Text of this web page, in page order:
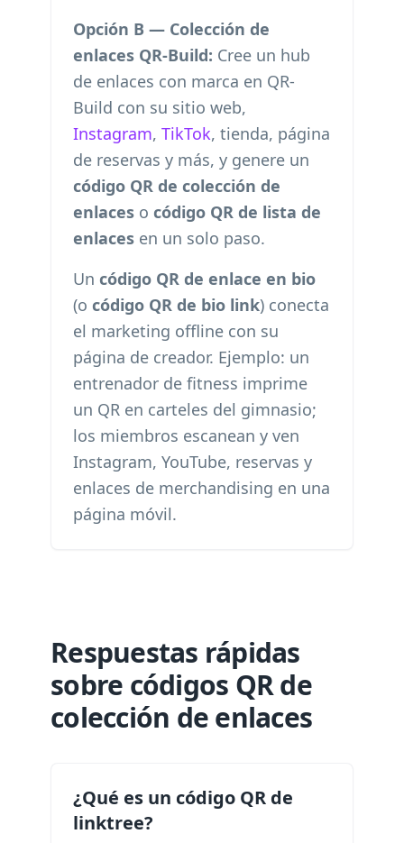
Opción B — Colección de
enlaces QR-Build: Cree un hub
de enlaces con marca en QR-
Build con su sitio web,
Instagram, TikTok, tienda, página
de reservas y más, y genere un
código QR de colección de
enlaces o código QR de lista de
enlaces en un solo paso.
Un código QR de enlace en bio
(o código QR de bio link) conecta
el marketing offline con su
página de creador. Ejemplo: un
entrenador de fitness imprime
un QR en carteles del gimnasio;
los miembros escanean y ven
Instagram, YouTube, reservas y
enlaces de merchandising en una
página móvil.
Respuestas rápidas
sobre códigos QR de
colección de enlaces
¿Qué es un código QR de
linktree?